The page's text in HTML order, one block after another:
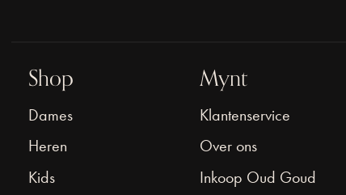
Shop
Dames
Heren
Kids
Mynt
Klantenservice
Over ons
Inkoop Oud Goud